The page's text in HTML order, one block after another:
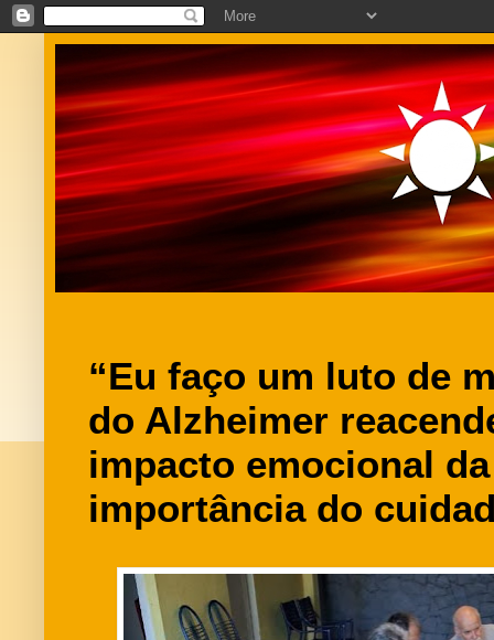
“Eu faço um luto de
do Alzheimer
impacto emocional
importância do